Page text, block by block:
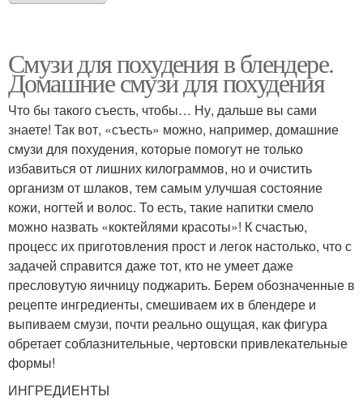
Смузи для похудения в блендере.
Домашние смузи для похудения
Что бы такого съесть, чтобы… Ну, дальше вы сами
знаете! Так вот, «съесть» можно, например, домашние
смузи для похудения, которые помогут не только
избавиться от лишних килограммов, но и очистить
организм от шлаков, тем самым улучшая состояние
кожи, ногтей и волос. То есть, такие напитки смело
можно назвать «коктейлями красоты»! К счастью,
процесс их приготовления прост и легок настолько, что с
задачей справится даже тот, кто не умеет даже
пресловутую яичницу поджарить. Берем обозначенные в
рецепте ингредиенты, смешиваем их в блендере и
выпиваем смузи, почти реально ощущая, как фигура
обретает соблазнительные, чертовски привлекательные
формы!
ИНГРЕДИЕНТЫ